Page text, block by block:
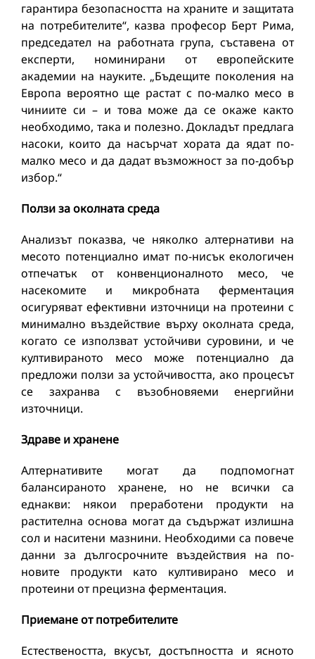
гарантира безопасността на храните и защитата
на потребителите“, казва професор Берт Рима,
председател на работната група, съставена от
експерти, номинирани от европейските
академии на науките. „Бъдещите поколения на
Европа вероятно ще растат с по-малко месо в
чиниите си – и това може да се окаже както
необходимо, така и полезно. Докладът предлага
насоки, които да насърчат хората да ядат по-
малко месо и да дадат възможност за по-добър
избор.“
Ползи за околната среда
Анализът показва, че няколко алтернативи на
месото потенциално имат по-нисък екологичен
отпечатък от конвенционалното месо, че
насекомите и микробната ферментация
осигуряват ефективни източници на протеини с
минимално въздействие върху околната среда,
когато се използват устойчиви суровини, и че
култивираното месо може потенциално да
предложи ползи за устойчивостта, ако процесът
се захранва с възобновяеми енергийни
източници.
Здраве и хранене
Алтернативите могат да подпомогнат
балансираното хранене, но не всички са
еднакви: някои преработени продукти на
растителна основа могат да съдържат излишна
сол и наситени мазнини. Необходими са повече
данни за дългосрочните въздействия на по-
новите продукти като култивирано месо и
протеини от прецизна ферментация.
Приемане от потребителите
Естествеността, вкусът, достъпността и ясното